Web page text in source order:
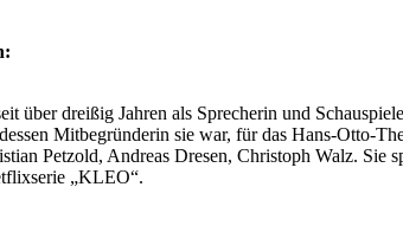
über dreißig Jahren als Sprecherin und
Mitbegründerin sie war, für das Hans-Otto-
Petzold, Andreas Dresen, Christoph Walz.
„KLEO“.